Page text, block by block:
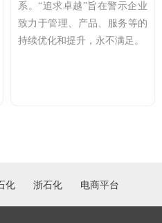
系。“追求卓越”旨在警示企业
致力于管理、产品、服务等的
持续优化和提升，永不满足。
化 浙石化 电商平台